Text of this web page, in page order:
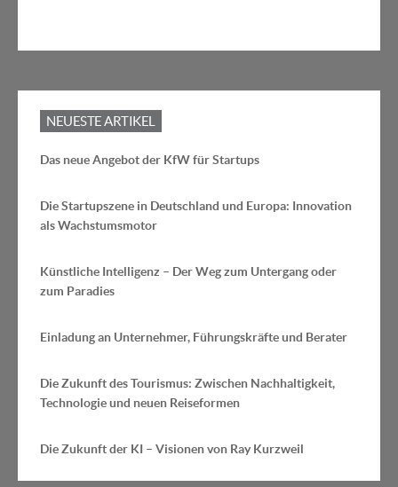
NEUESTE ARTIKEL
Das neue Angebot der KfW für Startups
Die Startupszene in Deutschland und Europa: Innovation
als Wachstumsmotor
Künstliche Intelligenz – Der Weg zum Untergang oder
zum Paradies
Einladung an Unternehmer, Führungskräfte und Berater
Die Zukunft des Tourismus: Zwischen Nachhaltigkeit,
Technologie und neuen Reiseformen
Die Zukunft der KI – Visionen von Ray Kurzweil